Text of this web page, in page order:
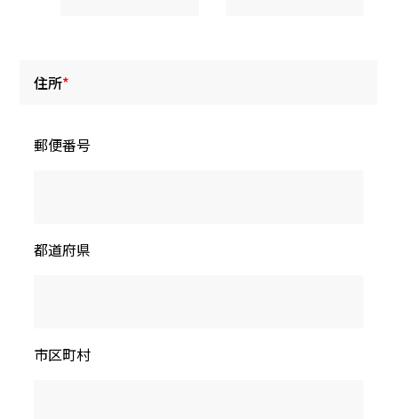
住所*
郵便番号
都道府県
市区町村